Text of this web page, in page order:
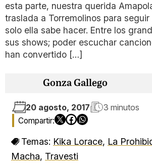
esta parte, nuestra querida
traslada a Torremolinos para
solo ella sabe hacer. Entre los
sus shows; poder escuchar
han convertido […]
Gonza Gallego
20 agosto, 2017 3 minutos
Temas: Kika Lorace, La
Macha, Travesti